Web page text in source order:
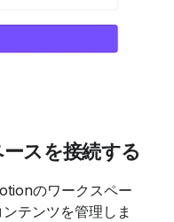
スを接続する
のワークスペー
テンツを管理しま